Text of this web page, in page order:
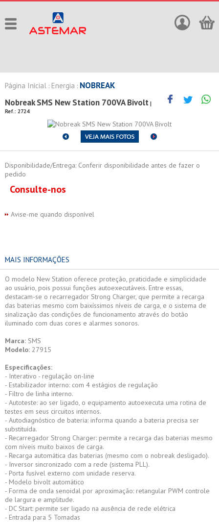
Página Inicial : Energia : NOBREAK
Nobreak SMS New Station 700VA Bivolt |
Ref.: 2724
Disponibilidade/Entrega: Conferir disponibilidade antes de fazer o
pedido
Consulte-nos
Avise-me quando disponível
MAIS INFORMAÇÕES
O modelo New Station oferece proteção, praticidade e simplicidade
ao usuário, pois possui funções autoexecutáveis. Entre essas,
destacam-se o recarregador Strong Charger, que permite a recarga
das baterias mesmo com baixíssimos níveis de carga, e o sistema de
sinalização das condições de funcionamento através do botão
iluminado com duas cores e alarmes sonoros.
Marca: SMS
Modelo: 27915
Especificações:
- Interativo - regulação on-line
- Estabilizador interno: com 4 estágios de regulação
- Filtro de linha interno.
- Autoteste: ao ser ligado, o equipamento autoexecuta uma rotina de
testes em seus circuitos internos.
- Autodiagnóstico de bateria: informa quando a bateria precisa ser
substituída.
- Recarregador Strong Charger: permite a recarga das baterias mesmo
com níveis muito baixos de carga.
- Recarga automática das baterias (mesmo com o nobreak desligado).
- Inversor sincronizado com a rede (sistema PLL).
- Porta fusível externo com unidade reserva.
- Modelo bivolt automático
- Forma de onda senoidal por aproximação: retangular PWM controle
de largura e amplitude.
- DC Start: permite ser ligado na ausência de rede elétrica
- Entrada para 5 Tomadas